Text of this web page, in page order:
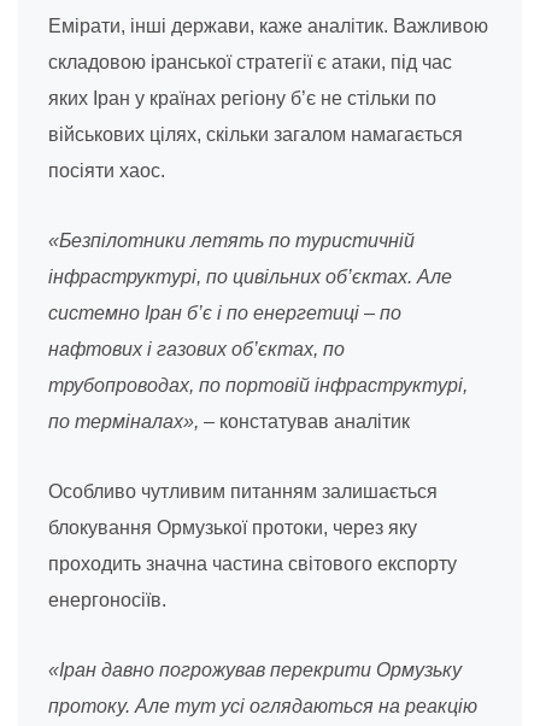
Емірати, інші держави, каже аналітик. Важливою
складовою іранської стратегії є атаки, під час
яких Іран у країнах регіону б’є не стільки по
військових цілях, скільки загалом намагається
посіяти хаос.
«Безпілотники летять по туристичній
інфраструктурі, по цивільних об’єктах. Але
системно Іран б’є і по енергетиці – по
нафтових і газових об’єктах, по
трубопроводах, по портовій інфраструктурі,
по терміналах», – констатував аналітик
Особливо чутливим питанням залишається
блокування Ормузької протоки, через яку
проходить значна частина світового експорту
енергоносіїв.
«Іран давно погрожував перекрити Ормузьку
протоку. Але тут усі оглядаються на реакцію